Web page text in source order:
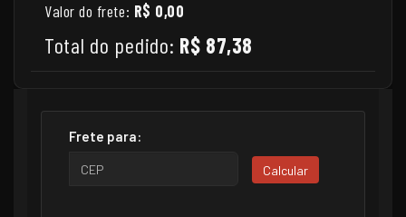
Valor do frete: R$ 0,00
Total do pedido: R$ 87,38
Frete para:
Calcular